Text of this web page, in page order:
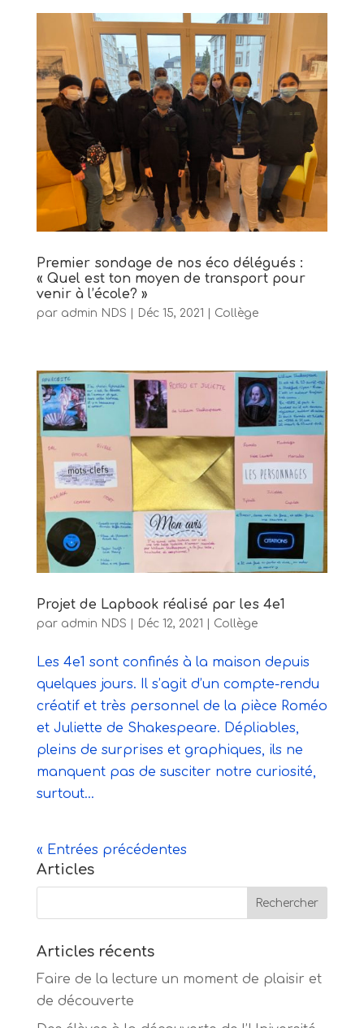
Premier sondage de nos éco délégués :
« Quel est ton moyen de transport pour
venir à l’école? »
par admin NDS Déc 15, 2021 Collège
Projet de Lapbook réalisé par les 4e1
par admin NDS Déc 12, 2021 Collège
Les 4e1 sont confinés à la maison depuis
quelques jours. Il s’agit d’un compte-rendu
créatif et très personnel de la pièce Roméo
et Juliette de Shakespeare. Dépliables,
pleins de surprises et graphiques, ils ne
manquent pas de susciter notre curiosité,
surtout...
« Entrées précédentes
Articles
Articles récents
Faire de la lecture un moment de plaisir et
de découverte